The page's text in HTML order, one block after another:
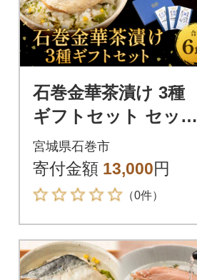
石巻金華茶漬け 3種
ギフトセット セット
お茶漬け 茶漬け 鯛 銀
鮭 さば ご飯のお供 御
祝い
宮城県石巻市
寄付金額 13,000円
（0件）